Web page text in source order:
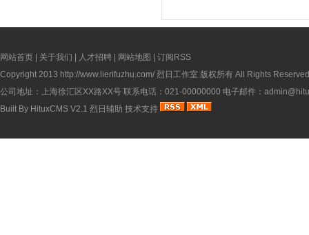
网站首页 关于我们 人才招聘 网站地图
订阅RSS
Copyright 2013 http://www.lierifuzhu.com/ 烈日工作室 版权所有 All Rights Reserved
公司地址：上海徐汇区XX路XX号 联系电话：021-00000000 电子邮件：
Built By HituxCMS V2.1 烈日辅助 技术支持